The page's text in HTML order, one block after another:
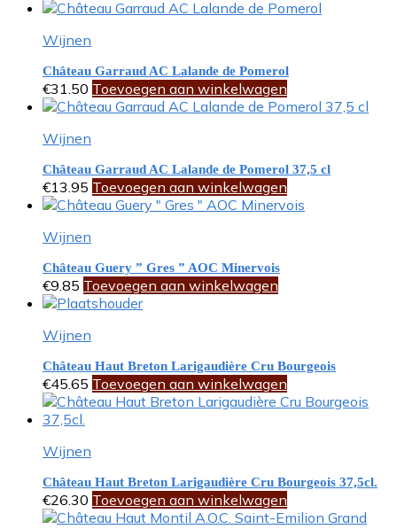
Wijnen
Château Garraud AC Lalande de Pomerol
€31.50 Toevoegen aan winkelwagen
Wijnen
Château Garraud AC Lalande de Pomerol 37,5 cl
€13.95 Toevoegen aan winkelwagen
Wijnen
Château Guery ” Gres ” AOC Minervois
€9.85 Toevoegen aan winkelwagen
Wijnen
Château Haut Breton Larigaudière Cru Bourgeois
€45.65 Toevoegen aan winkelwagen
Wijnen
Château Haut Breton Larigaudière Cru Bourgeois 37,5cl.
€26.30 Toevoegen aan winkelwagen